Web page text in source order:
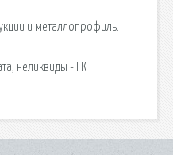
и металлопрофиль.
неликвиды - ГК